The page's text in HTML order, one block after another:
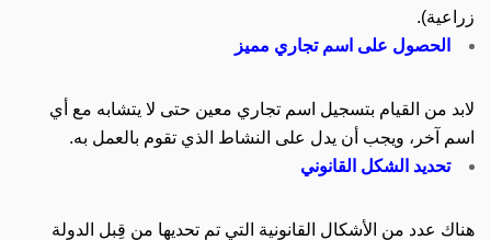
زراعية).
الحصول على اسم تجاري مميز
لابد من القيام بتسجيل اسم تجاري معين حتى لا يتشابه مع أي
اسم آخر، ويجب أن يدل على النشاط الذي تقوم بالعمل به.
تحديد الشكل القانوني
هناك عدد من الأشكال القانونية التي تم تحديها من قِبل الدولة